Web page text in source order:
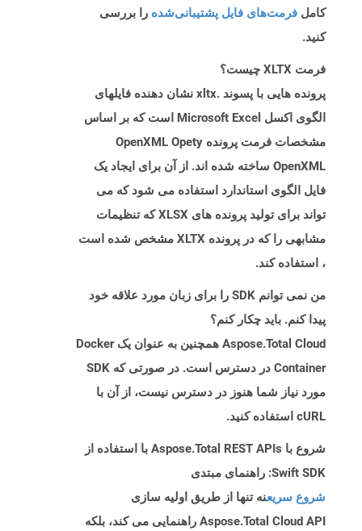
کامل فرمت‌های فایل پشتیبانی‌شده را بررسی
کنید.
فرمت XLTX چیست؟
پرونده هایی با پسوند .xltx نشان دهنده فایلهای
الگوی اکسل Microsoft Excel است که بر اساس
مشخصات فرمت پرونده OpenXML Opety
OpenXML ساخته شده اند. از آن برای ایجاد یک
فایل الگوی استاندارد استفاده می شود که می
تواند برای تولید پرونده های XLSX که تنظیمات
مشابهی را که در پرونده XLTX مشخص شده است
، استفاده کند.
من نمی توانم SDK را برای زبان مورد علاقه خود
پیدا کنم. باید چکار کنم؟
Aspose.Total Cloud همچنین به عنوان یک Docker
Container در دسترس است. در صورتی که SDK
مورد نیاز شما هنوز در دسترس نیست، از آن با
cURL استفاده کنید.
شروع با Aspose.Total REST APIs با استفاده از
Swift SDK: راهنمای مبتدی
شروع سریعنه تنها از طریق اولیه سازی
Aspose.Total Cloud API راهنمایی می کند، بلکه